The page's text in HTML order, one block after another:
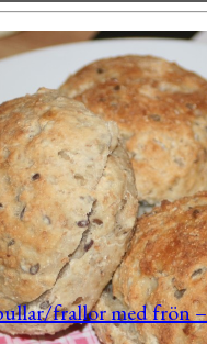
frallor med frön